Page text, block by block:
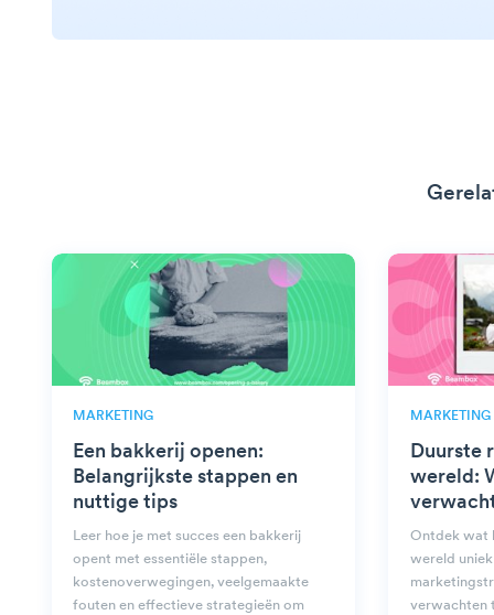
MARKETING
Een bakkerij openen:
Belangrijkste stappen en
nuttige tips
Leer hoe je met succes een bakkerij
opent met essentiële stappen,
kostenoverwegingen, veelgemaakte
fouten en effectieve strategieën om
MARKETING
Duurste
wereld:
Ontdek wat
wereld
verwachten